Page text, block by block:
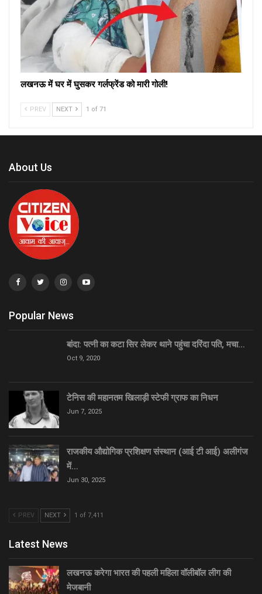
लखनऊ में घर में घुसकर गर्लफ्रेंड को मारी गोली!
PREV NEXT 1 of 71
About Us
Popular News
बांदा: पत्नी का कटा सिर लेकर थाने पहुंचा दरिंदा पति, मचा…
Oct 9, 2020
टेनिस की महानतम खिलाड़ी स्टेफी ग्राफ का निधन
Jun 7, 2025
राजकीय औद्योगिक प्रशिक्षण संस्थान (आई टी आई) अलीगंज
में…
Jun 30, 2025
PREV NEXT 1 of 7,411
Latest News
लखनऊ करेगा भारत की पहली महिला वॉलीबॉल लीग की
मेजबानी